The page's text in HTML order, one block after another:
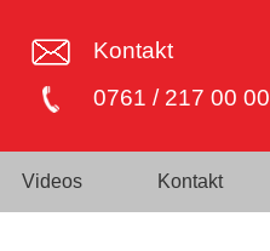
Kontakt
0761 / 217 00 00
Videos Kontakt